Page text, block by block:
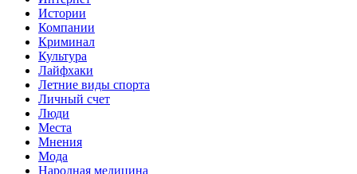
Истории
Компании
Криминал
Культура
Лайфхаки
Летние виды спорта
Личный счет
Люди
Места
Мнения
Мода
Народная медицина